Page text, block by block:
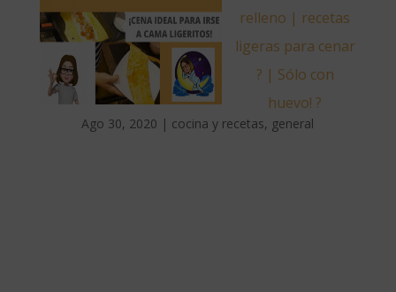
relleno | recetas
ligeras para cenar
? | Sólo con
huevo! ?
Ago 30, 2020 | cocina y recetas, general